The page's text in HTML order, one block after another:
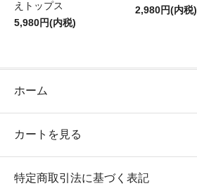
えトップス
5,980円(内税)
2,980円(内税)
ホーム
カートを見る
特定商取引法に基づく表記